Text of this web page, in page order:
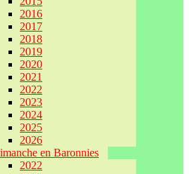
2016
2017
2018
2019
2020
2021
2022
2023
2024
2025
2026
en Baronnies
2022